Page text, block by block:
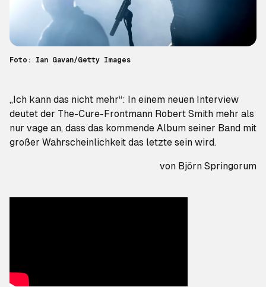
Foto: Ian Gavan/Getty Images
„Ich kann das nicht mehr“: In einem neuen Interview
deutet der The-Cure-Frontmann Robert Smith mehr als
nur vage an, dass das kommende Album seiner Band mit
großer Wahrscheinlichkeit das letzte sein wird.
von Björn Springorum